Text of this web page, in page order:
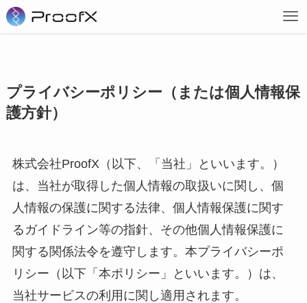
プライバシーポリシー（または個人情報保
護方針）
株式会社ProofX（以下、「当社」といいます。）
は、当社が取得した個人情報の取扱いに関し、個
人情報の保護に関する法律、個人情報保護に関す
るガイドライン等の指針、その他個人情報保護に
関する関係法令を遵守します。本プライバシーポ
リシー（以下「本ポリシー」といいます。）は、
当社サービスの利用に関し適用されます。